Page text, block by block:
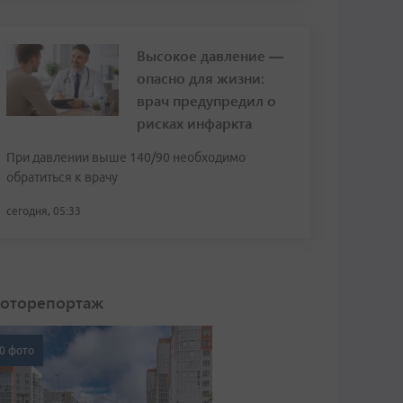
Высокое давление —
опасно для жизни:
врач предупредил о
рисках инфаркта
При давлении выше 140/90 необходимо
обратиться к врачу
сегодня, 05:33
фото